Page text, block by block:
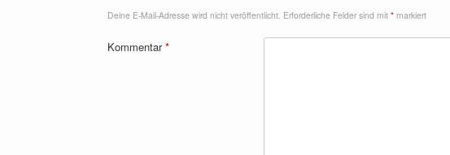
Deine E-Mail-Adresse wird nicht veröffentlicht. Erforderliche Felder sind mit * markiert
Kommentar*